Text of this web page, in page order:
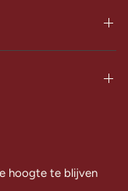
hoogte te blijven